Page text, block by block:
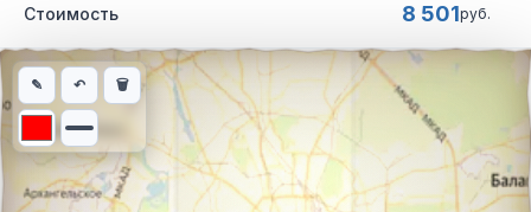
Стоимость 8 501руб.
Интерактивная карта автомобильного маршрута из города
✎ ↶ 🗑